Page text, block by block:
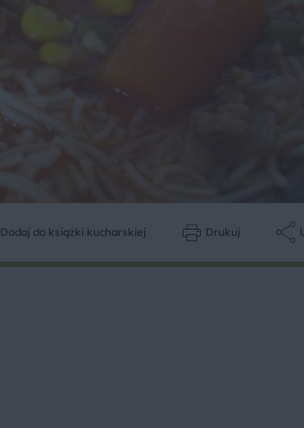
Dodaj do książki kucharskiej Drukuj